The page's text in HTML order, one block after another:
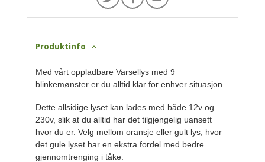
Produktinfo
Med vårt oppladbare Varsellys med 9
blinkemønster er du alltid klar for enhver situasjon.
Dette allsidige lyset kan lades med både 12v og
230v, slik at du alltid har det tilgjengelig uansett
hvor du er. Velg mellom oransje eller gult lys, hvor
det gule lyset har en ekstra fordel med bedre
gjennomtrenging i tåke.